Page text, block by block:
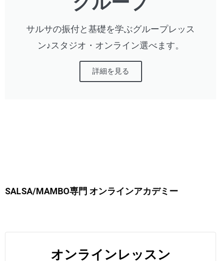
サルサの振付と基礎を学ぶグループレッス
ン♪スタジオ・オンライン選べます。
詳細を見る
SALSA/MAMBO専門 オンラインアカデミー
オンラインレッスン